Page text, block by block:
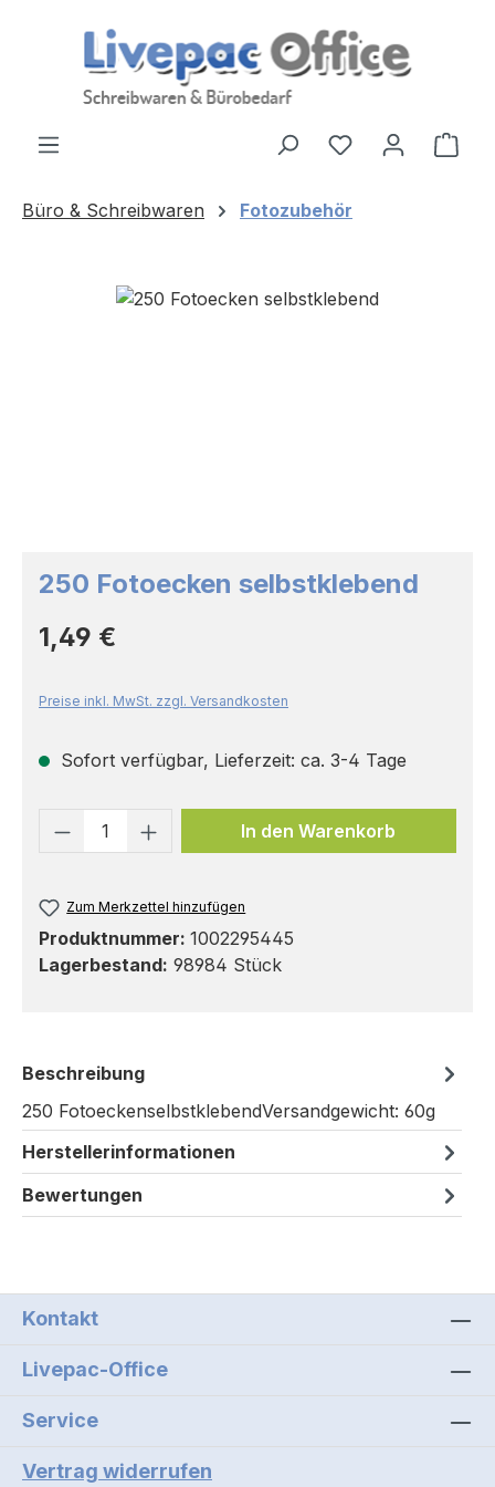
Zum Hauptinhalt springen
Büro & Schreibwaren Fotozubehör
Bildergalerie überspringen
250 Fotoecken selbstklebend
Regulärer Preis:
1,49 €
Preise inkl. MwSt. zzgl. Versandkosten
Sofort verfügbar, Lieferzeit: ca. 3-4 Tage
Produkt Anzahl: Gib den
In den Warenkorb
Zum Merkzettel hinzufügen
Produktnummer: 1002295445
Lagerbestand: 98984 Stück
Beschreibung
250 FotoeckenselbstklebendVersandgewicht: 60g
Herstellerinformationen
Bewertungen
Kontakt
Livepac-Office
Service
Vertrag widerrufen